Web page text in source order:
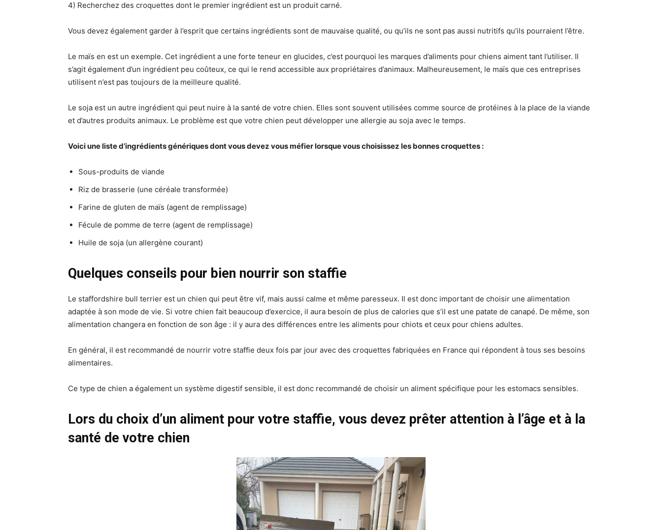
4) Recherchez des croquettes dont le premier ingrédient est un produit carné.
Vous devez également garder à l’esprit que certains ingrédients sont de mauvaise qualité, ou qu’ils ne sont pas aussi nutritifs qu’ils pourraient l’être.
Le maïs en est un exemple. Cet ingrédient a une forte teneur en glucides, c’est pourquoi les marques d’aliments pour chiens aiment tant l’utiliser. Il
s’agit également d’un ingrédient peu coûteux, ce qui le rend accessible aux propriétaires d’animaux. Malheureusement, le maïs que ces entreprises
utilisent n’est pas toujours de la meilleure qualité.
Le soja est un autre ingrédient qui peut nuire à la santé de votre chien. Elles sont souvent utilisées comme source de protéines à la place de la viande
et d’autres produits animaux. Le problème est que votre chien peut développer une allergie au soja avec le temps.
Voici une liste d’ingrédients génériques dont vous devez vous méfier lorsque vous choisissez les bonnes croquettes :
Sous-produits de viande
Riz de brasserie (une céréale transformée)
Farine de gluten de maïs (agent de remplissage)
Fécule de pomme de terre (agent de remplissage)
Huile de soja (un allergène courant)
Quelques conseils pour bien nourrir son staffie
Le staffordshire bull terrier est un chien qui peut être vif, mais aussi calme et même paresseux. Il est donc important de choisir une alimentation
adaptée à son mode de vie. Si votre chien fait beaucoup d’exercice, il aura besoin de plus de calories que s’il est une patate de canapé. De même, son
alimentation changera en fonction de son âge : il y aura des différences entre les aliments pour chiots et ceux pour chiens adultes.
En général, il est recommandé de nourrir votre staffie deux fois par jour avec des croquettes fabriquées en France qui répondent à tous ses besoins
alimentaires.
Ce type de chien a également un système digestif sensible, il est donc recommandé de choisir un aliment spécifique pour les estomacs sensibles.
Lors du choix d’un aliment pour votre staffie, vous devez prêter attention à l’âge et à la
santé de votre chien